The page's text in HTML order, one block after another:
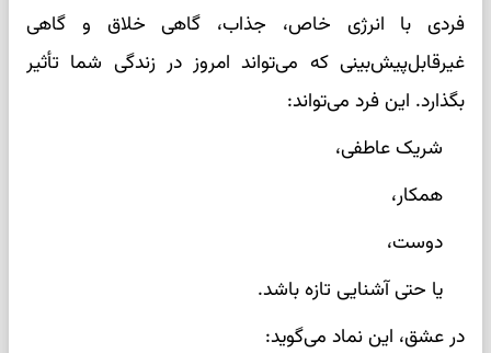
فردی با انرژی خاص، جذاب، گاهی خلاق و گاهی
غیرقابل‌پیش‌بینی که می‌تواند امروز در زندگی شما تأثیر
بگذارد. این فرد می‌تواند:
شریک عاطفی،
همکار،
دوست،
یا حتی آشنایی تازه باشد.
در عشق، این نماد می‌گوید: